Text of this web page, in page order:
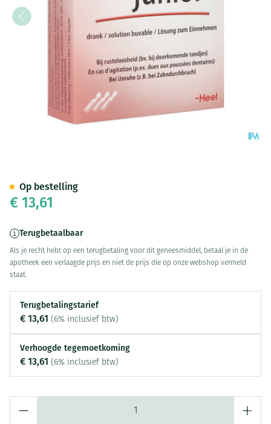
€ 13,61
Terugbetaalbaar
Als je recht hebt op een terugbetaling voor dit geneesmiddel, betaal je in de
apotheek een verlaagde prijs en niet de prijs die op onze webshop vermeld
staat.
Terugbetalingstarief
€ 13,61 (6% inclusief btw)
Verhoogde tegemoetkoming
€ 13,61 (6% inclusief btw)
Op bestelling